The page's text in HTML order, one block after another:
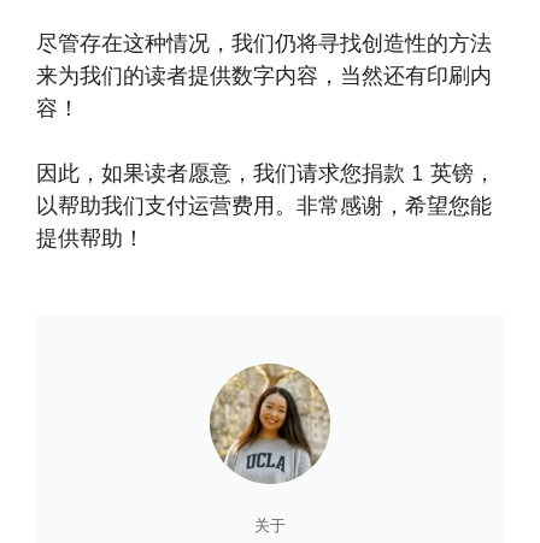
尽管存在这种情况，我们仍将寻找创造性的方法
来为我们的读者提供数字内容，当然还有印刷内
容！
因此，如果读者愿意，我们请求您捐款 1 英镑，
以帮助我们支付运营费用。非常感谢，希望您能
提供帮助！
关于